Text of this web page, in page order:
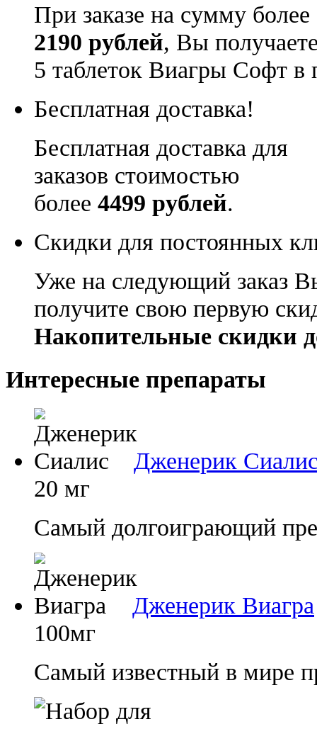
При заказе на сумму более
2190 рублей, Вы
5 таблеток Виагры Софт в
Бесплатная доставка!
Бесплатная доставка для
заказов стоимостью
более 4499 рублей.
Скидки для постоянных
Уже на следующий заказ
получите свою первую
Накопительные скидки
Интересные препараты
Дженерик
20 мг
Самый долгоиграющий
Дженерик Виагра
100мг
Самый известный в мире